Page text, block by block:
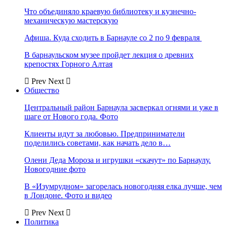
Что объединяло краевую библиотеку и кузнечно-
механическую мастерскую
Афиша. Куда сходить в Барнауле со 2 по 9 февраля
В барнаульском музее пройдет лекция о древних
крепостях Горного Алтая
Prev Next
Общество
Центральный район Барнаула засверкал огнями и уже в
шаге от Нового года. Фото
Клиенты идут за любовью. Предприниматели
поделились советами, как начать дело в…
Олени Деда Мороза и игрушки «скачут» по Барнаулу.
Новогодние фото
В «Изумрудном» загорелась новогодняя елка лучше, чем
в Лондоне. Фото и видео
Prev Next
Политика